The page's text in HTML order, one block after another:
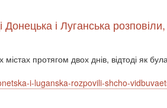
і Луганська
протягом двох днів, відтоді як
i-luganska-rozpovili-shcho-